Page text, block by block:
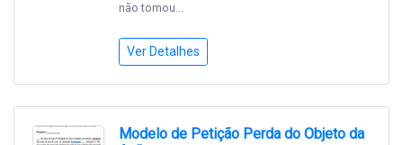
não tomou...
Ver Detalhes
Modelo de Petição Perda do Objeto da